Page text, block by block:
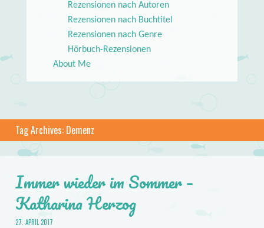
Rezensionen nach Autoren
Rezensionen nach Buchtitel
Rezensionen nach Genre
Hörbuch-Rezensionen
About Me
Tag Archives: Demenz
Immer wieder im Sommer –
Katharina Herzog
27. APRIL 2017